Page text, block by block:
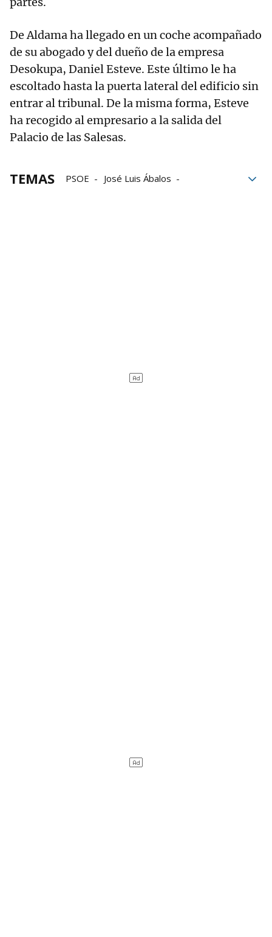
De Aldama ha llegado en un coche acompañado
de su abogado y del dueño de la empresa
Desokupa, Daniel Esteve. Este último le ha
escoltado hasta la puerta lateral del edificio sin
entrar al tribunal. De la misma forma, Esteve
ha recogido al empresario a la salida del
Palacio de las Salesas.
TEMAS PSOE
José Luis Ábalos